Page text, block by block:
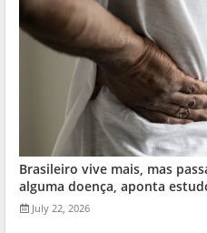
Brasileiro vive mais, mas
alguma doença, aponta
July 22, 2026